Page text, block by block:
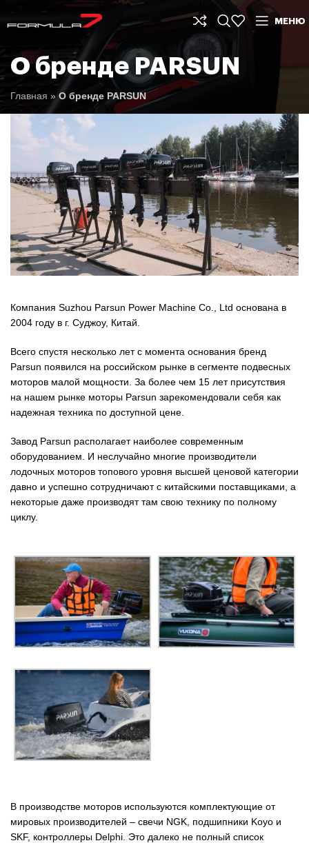
МЕНЮ
О бренде PARSUN
Главная »О бренде PARSUN
Компания Suzhou Parsun Power Machine Co., Ltd основана в
2004 году в г. Суджоу, Китай.
Всего спустя несколько лет с момента основания бренд
Parsun появился на российском рынке в сегменте подвесных
моторов малой мощности. За более чем 15 лет присутствия
на нашем рынке моторы Parsun зарекомендовали себя как
надежная техника по доступной цене.
Завод Parsun располагает наиболее современным
оборудованием. И неслучайно многие производители
лодочных моторов топового уровня высшей ценовой категории
давно и успешно сотрудничают с китайскими поставщиками, а
некоторые даже производят там свою технику по полному
циклу.
В производстве моторов используются комплектующие от
мировых производителей – свечи NGK, подшипники Koyo и
SKF, контроллеры Delphi. Это далеко не полный список